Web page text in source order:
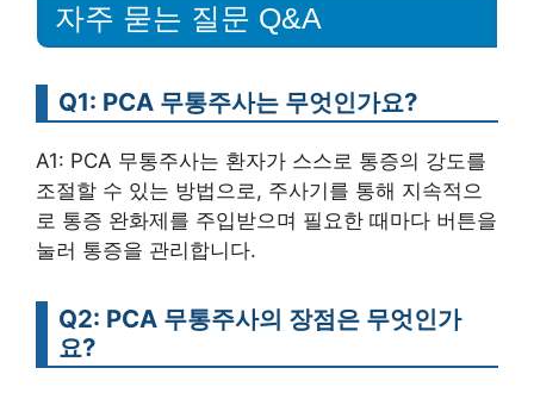
자주 묻는 질문 Q&A
Q1: PCA 무통주사는 무엇인가요?
A1: PCA 무통주사는 환자가 스스로 통증의 강도를
조절할 수 있는 방법으로, 주사기를 통해 지속적으
로 통증 완화제를 주입받으며 필요한 때마다 버튼을
눌러 통증을 관리합니다.
Q2: PCA 무통주사의 장점은 무엇인가
요?